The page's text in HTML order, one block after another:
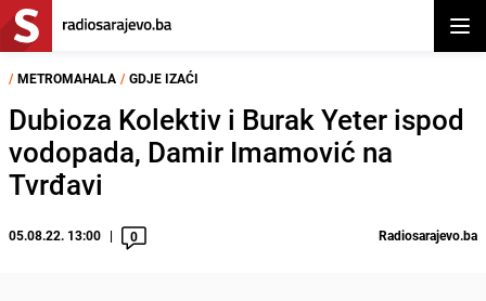
/ METROMAHALA / GDJE IZAĆI
Dubioza Kolektiv i Burak Yeter ispod
vodopada, Damir Imamović na
Tvrđavi
05.08.22. 13:00 0 Radiosarajevo.ba